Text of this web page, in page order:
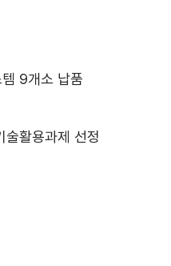
9개소 납품
술활용과제 선정